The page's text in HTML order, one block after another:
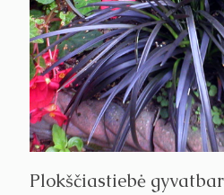
Plokščiastiebė